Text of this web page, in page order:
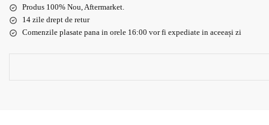
Produs 100% Nou, Aftermarket.
14 zile drept de retur
Comenzile plasate pana in orele 16:00 vor fi expediate in aceeași zi